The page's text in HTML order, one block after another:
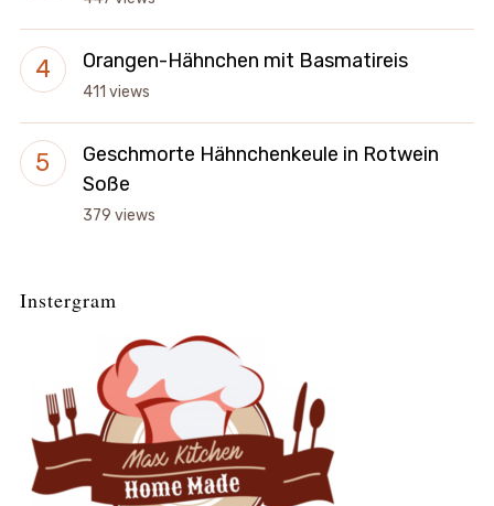
Orangen-Hähnchen mit Basmatireis
411 views
Geschmorte Hähnchenkeule in Rotwein
Soße
379 views
Instergram